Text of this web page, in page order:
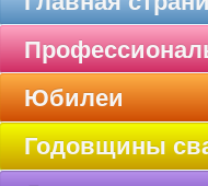
Юбилеи
Годовщины